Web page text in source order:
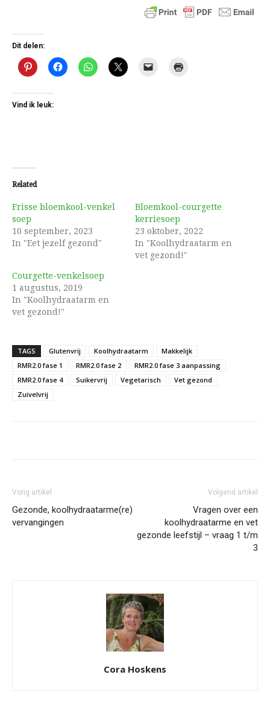
Dit delen:
Vind ik leuk:
Related
Frisse bloemkool-venkel
soep
10 september, 2023
In "Eet jezelf gezond"
Bloemkool-courgette
kerriesoep
23 oktober, 2022
In "Koolhydraatarm en
vet gezond!"
Courgette-venkelsoep
1 augustus, 2019
In "Koolhydraatarm en
vet gezond!"
TAGS Glutenvrij Koolhydraatarm
Makkelijk
RMR2.0 fase 1
RMR2.0 fase 2
RMR2.0 fase 3 aanpassing
RMR2.0 fase 4
Suikervrij Vegetarisch
Vet gezond
Zuivelvrij
Vorig artikel
Gezonde, koolhydraatarme(re)
vervangingen
Volgend artikel
Vragen over een
koolhydraatarme en vet
gezonde leefstijl – vraag 1 t/m
3
Cora Hoskens